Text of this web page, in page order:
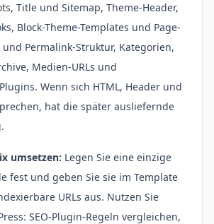
Title und Sitemap, Theme-Header,
Block-Theme-Templates und Page-
Permalink-Struktur, Kategorien,
Medien-URLs und
Wenn sich HTML, Header und
hat die später ausliefernde
umsetzen: Legen Sie eine einzige
fest und geben Sie sie im Template
URLs aus. Nutzen Sie
SEO-Plugin-Regeln vergleichen,